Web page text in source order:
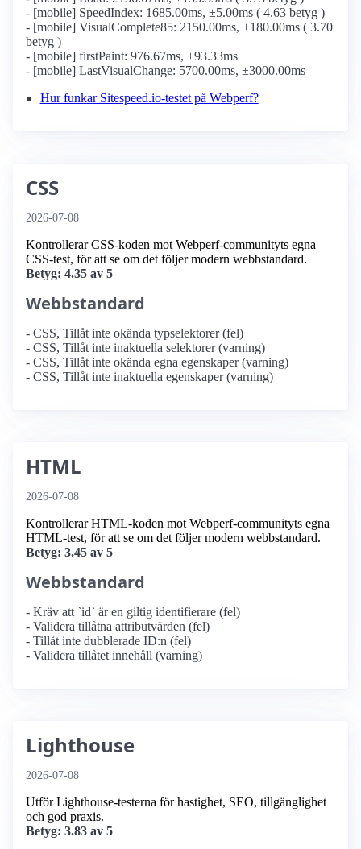
- [mobile] SpeedIndex: 1685.00ms, ±5.00ms ( 4.63 betyg )
- [mobile] VisualComplete85: 2150.00ms, ±180.00ms ( 3.70
betyg )
- [mobile] firstPaint: 976.67ms, ±93.33ms
- [mobile] LastVisualChange: 5700.00ms, ±3000.00ms
Hur funkar Sitespeed.io-testet på Webperf?
CSS
2026-07-08
Kontrollerar CSS-koden mot Webperf-communityts egna
CSS-test, för att se om det följer modern webbstandard.
Betyg: 4.35 av 5
Webbstandard
- CSS, Tillåt inte okända typselektorer (fel)
- CSS, Tillåt inte inaktuella selektorer (varning)
- CSS, Tillåt inte okända egna egenskaper (varning)
- CSS, Tillåt inte inaktuella egenskaper (varning)
HTML
2026-07-08
Kontrollerar HTML-koden mot Webperf-communityts egna
HTML-test, för att se om det följer modern webbstandard.
Betyg: 3.45 av 5
Webbstandard
- Kräv att `id` är en giltig identifierare (fel)
- Validera tillåtna attributvärden (fel)
- Tillåt inte dubblerade ID:n (fel)
- Validera tillåtet innehåll (varning)
Lighthouse
2026-07-08
Utför Lighthouse-testerna för hastighet, SEO, tillgänglighet
och god praxis.
Betyg: 3.83 av 5